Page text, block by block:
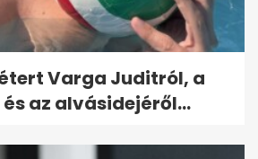
Varga Juditról, a
az alvásidejéről...